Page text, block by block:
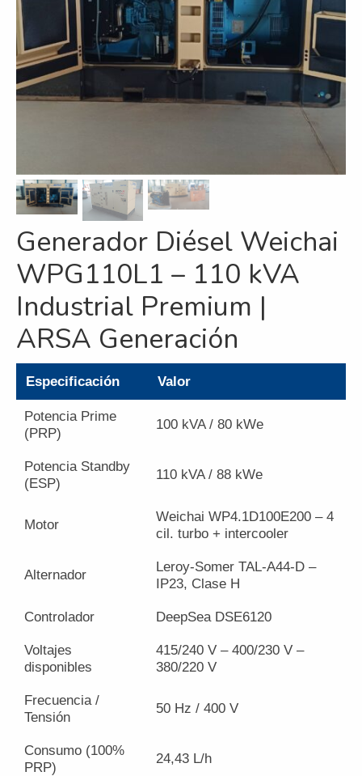
Refrigeración
Servicios
A campo
Generación
Inyección
Mecanizado
Motores
Reman
Turbos
Contacto
Nosotros
Generador Diésel Weichai
WPG110L1 – 110 kVA
Industrial Premium |
ARSA Generación
Especificación Valor
Potencia Prime
(PRP)
100 kVA / 80 kWe
Potencia Standby
(ESP)
110 kVA / 88 kWe
Motor
Weichai WP4.1D100E200 – 4
cil. turbo + intercooler
Alternador
Leroy-Somer TAL-A44-D –
IP23, Clase H
Controlador DeepSea DSE6120
Voltajes
disponibles
415/240 V – 400/230 V –
380/220 V
Frecuencia /
Tensión
50 Hz / 400 V
Consumo (100%
PRP)
24,43 L/h